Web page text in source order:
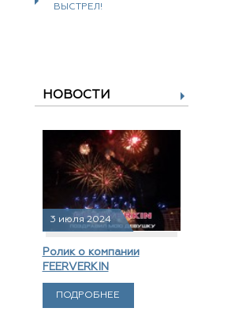
ВЫСТРЕЛ!
НОВОСТИ
3 июля 2024
Ролик о компании
FEERVERKIN
ПОДРОБНЕЕ